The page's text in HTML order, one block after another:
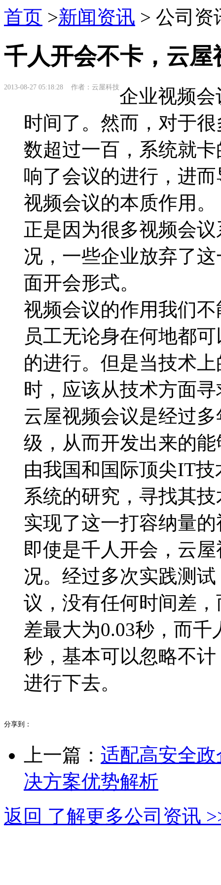
首页 >新闻资讯 > 公司资
千人开会不卡，云
2013-08-27 05:18:28 作者：云屋科技企业视频
时间了。然而，对于
数超过一百，系统就
响了会议的进行，进
视频会议的本质作用。
正是因为很多视频会
况，一些企业放弃了
面开会形式。
视频会议的作用我们
员工无论身在何地都
的进行。但是当技术
时，应该从技术方面
云屋视频会议是经过
级，从而开发出来的
由我国和国际顶尖IT
系统的研究，寻找其
实现了这一打容纳量
即使是千人开会，云
况。经过多次实践测
议，没有任何时间差
差最大为0.03秒，而
秒，基本可以忽略不
进行下去。
分享到：
上一篇： 适配高安全
决方案优势解析
返回 了解更多公司资讯